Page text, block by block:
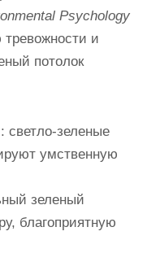
Psychology
и
потолок
: светло-зеленые
умственную
зеленый
благоприятную